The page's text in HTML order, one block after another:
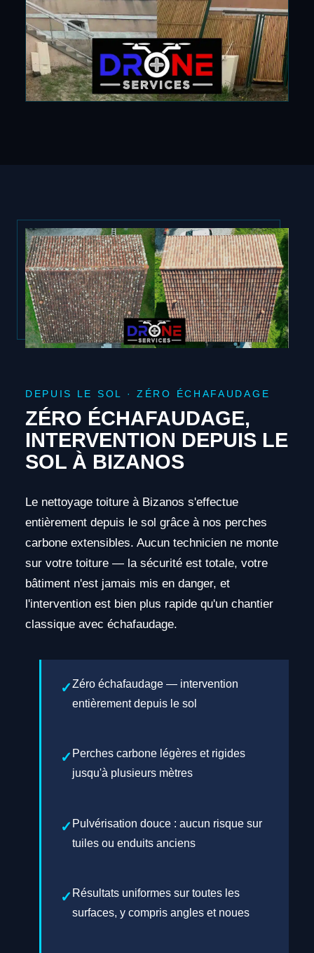
DEPUIS LE SOL · ZÉRO ÉCHAFAUDAGE
ZÉRO ÉCHAFAUDAGE,
INTERVENTION DEPUIS LE
SOL À BIZANOS
Le nettoyage toiture à Bizanos s'effectue
entièrement depuis le sol grâce à nos perches
carbone extensibles. Aucun technicien ne monte
sur votre toiture — la sécurité est totale, votre
bâtiment n'est jamais mis en danger, et
l'intervention est bien plus rapide qu'un chantier
classique avec échafaudage.
Zéro échafaudage — intervention
entièrement depuis le sol
Perches carbone légères et rigides
jusqu'à plusieurs mètres
Pulvérisation douce : aucun risque sur
tuiles ou enduits anciens
Résultats uniformes sur toutes les
surfaces, y compris angles et noues